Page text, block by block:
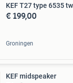
KEF T27 type 6535
€ 199,00
Groningen
KEF midspeaker